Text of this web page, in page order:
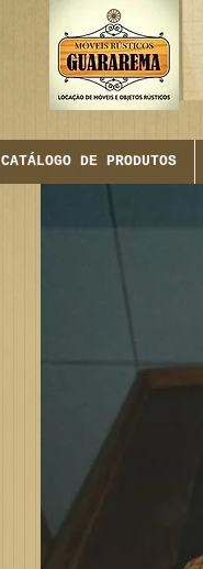
CATÁLOGO DE PRODUTOS